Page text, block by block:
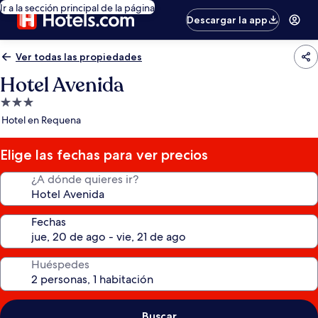
Ir a la sección principal de la página
Descargar la app
Ver todas las propiedades
Hotel Avenida
Propiedad
de
estrellas
Hotel en Requena
Elige las fechas para ver precios
¿A dónde quieres ir?
Fechas
Huéspedes